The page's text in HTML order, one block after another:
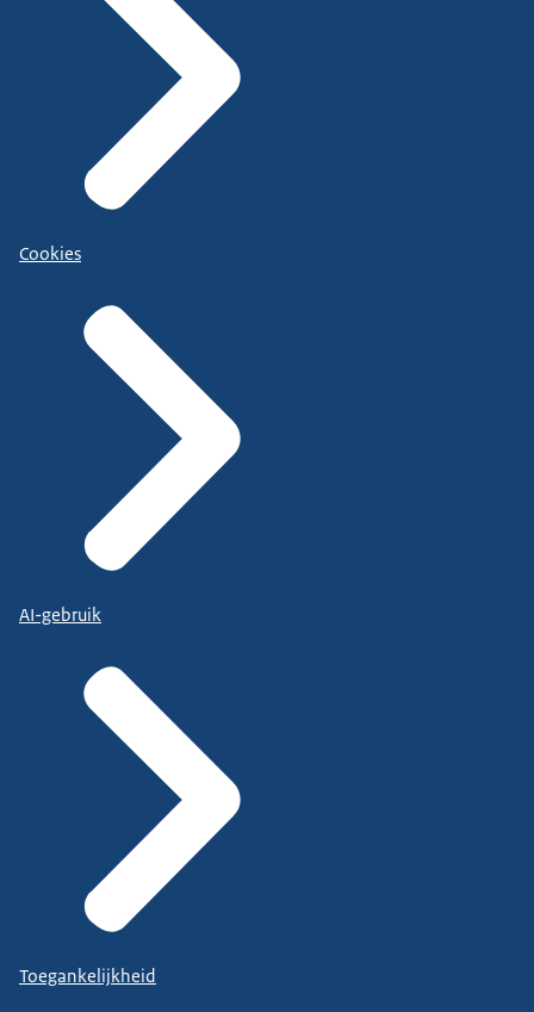
Cookies
AI-gebruik
Toegankelijkheid